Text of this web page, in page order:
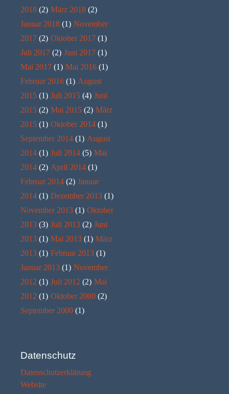
2018 (2) März 2018 (2)
Januar 2018 (1) November
2017 (2) Oktober 2017 (1)
Juli 2017 (2) Juni 2017 (1)
Mai 2017 (1) Mai 2016 (1)
Februar 2016 (1) August
2015 (1) Juli 2015 (4) Juni
2015 (2) Mai 2015 (2) März
2015 (1) Oktober 2014 (1)
September 2014 (1) August
2014 (1) Juli 2014 (5) Mai
2014 (2) April 2014 (1)
Februar 2014 (2) Januar
2014 (1) Dezember 2013 (1)
November 2013 (1) Oktober
2013 (3) Juli 2013 (2) Juni
2013 (1) Mai 2013 (1) März
2013 (1) Februar 2013 (1)
Januar 2013 (1) November
2012 (1) Juli 2012 (2) Mai
2012 (1) Oktober 2000 (2)
September 2000 (1)
Datenschutz
Datenschutzerklärung
Website